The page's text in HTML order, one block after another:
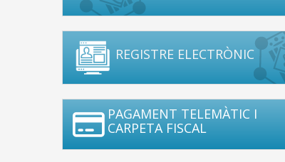
REGISTRE ELECTRÒNIC
PAGAMENT TELEMÀTIC I
CARPETA FISCAL